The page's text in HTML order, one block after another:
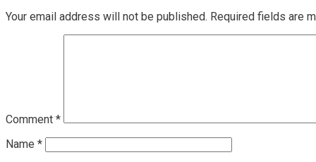
Your email address will not be published. Required fields are
Comment *
Name *